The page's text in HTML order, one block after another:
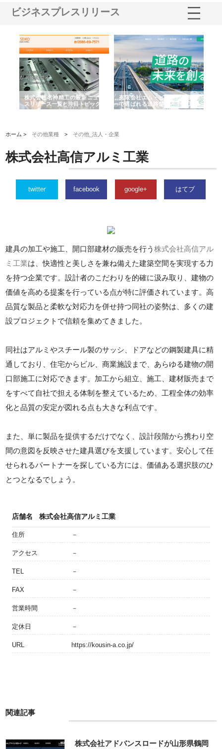
ビジネスプレスリリース
株式会社名神精工の最新ニュー
スリリース一覧と注目トピック
有限会社エム・ビルドが南多摩
で選ばれる道路舗装と土木工事
の実力
ホーム > その他業種 > その他_法人・企業
株式会社高信アルミ工業
twitter facebook google+ はてブ
建具の加工や施工、開口部建材の販売を行う株式会社高信アル
ミ工業は、快適性と美しさを兼ね備えた建築空間を実現する力
を持つ企業です。設計者のこだわりを的確に汲み取り、建物の
価値を高める提案を行っている点が特に評価されています。高
品質な製品と柔軟な対応力を併せ持つ同社の姿勢は、多くの建
設プロジェクトで信頼を集めてきました。
同社はアルミやスチール製のサッシ、ドアなどの鋼製建具に精
通しており、住宅からビル、商業施設まで、あらゆる建物の開
口部施工に対応できます。加工から組立、施工、建材販売まで
をすべて自社で担える体制を整えているため、工程全体の効率
化と品質の安定が図れる点も大きな利点です。
また、単に製品を提供するだけでなく、設計段階から携わり空
間の意図を反映させた建具選びを支援しています。安心して任
せられるパートナーを探している方には、価値ある選択肢のひ
とつとなるでしょう。
店舗名 株式会社高信アルミ工業
住所 －
アクセス －
TEL －
FAX －
営業時間 －
定休日 －
URL https://kousin-a.co.jp/
関連記事
株式会社アドバンスロードが山形県鶴岡